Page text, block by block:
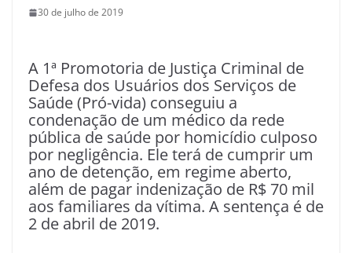
30 de julho de 2019
A 1ª Promotoria de Justiça Criminal de
Defesa dos Usuários dos Serviços de
Saúde (Pró-vida) conseguiu a
condenação de um médico da rede
pública de saúde por homicídio culposo
por negligência. Ele terá de cumprir um
ano de detenção, em regime aberto,
além de pagar indenização de R$ 70 mil
aos familiares da vítima. A sentença é de
2 de abril de 2019.